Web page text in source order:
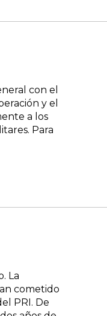
con el
y el
a los
Para
La
cometido
PRI. De